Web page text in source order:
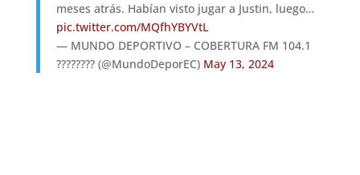
meses atrás. Habían visto jugar a Justin, luego…
pic.twitter.com/MQfhYBYVtL
— MUNDO DEPORTIVO – COBERTURA FM 104.1
???????? (@MundoDeporEC) May 13, 2024